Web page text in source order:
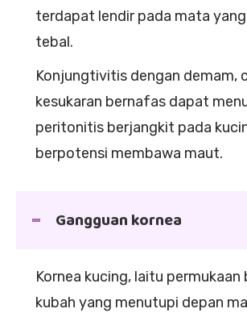
terdapat lendir pada mata
tebal.
Konjungtivitis dengan demam,
kesukaran bernafas dapat
peritonitis berjangkit pada
berpotensi membawa maut.
Gangguan kornea
Kornea kucing, laitu
kubah yang menutupi depan